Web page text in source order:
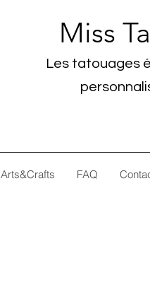
Miss
Les tatouages
Arts&Crafts FAQ